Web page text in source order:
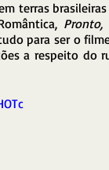
terras
Pronto,
para ser o
a respeito do